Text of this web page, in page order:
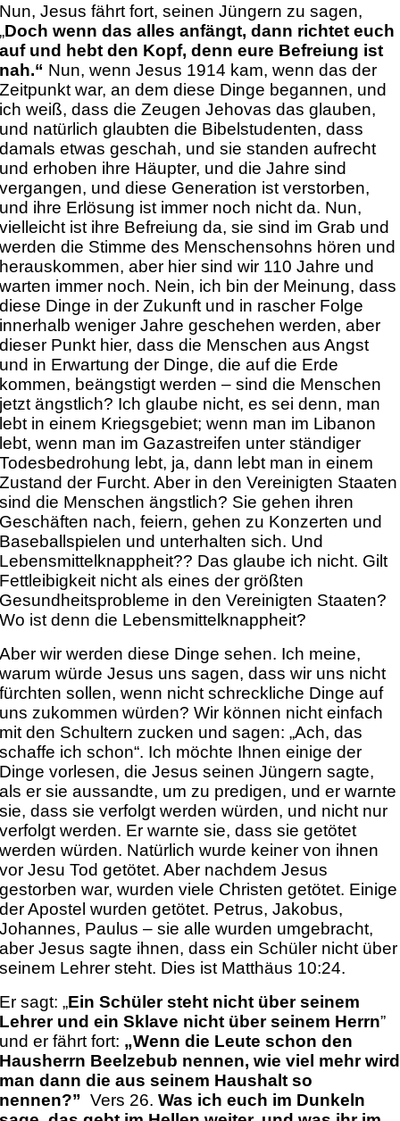
Nun, Jesus fährt fort, seinen Jüngern zu sagen,
„Doch wenn das alles anfängt, dann richtet euch
auf und hebt den Kopf, denn eure Befreiung ist
nah.“ Nun, wenn Jesus 1914 kam, wenn das der
Zeitpunkt war, an dem diese Dinge begannen, und
ich weiß, dass die Zeugen Jehovas das glauben,
und natürlich glaubten die Bibelstudenten, dass
damals etwas geschah, und sie standen aufrecht
und erhoben ihre Häupter, und die Jahre sind
vergangen, und diese Generation ist verstorben,
und ihre Erlösung ist immer noch nicht da. Nun,
vielleicht ist ihre Befreiung da, sie sind im Grab und
werden die Stimme des Menschensohns hören und
herauskommen, aber hier sind wir 110 Jahre und
warten immer noch. Nein, ich bin der Meinung, dass
diese Dinge in der Zukunft und in rascher Folge
innerhalb weniger Jahre geschehen werden, aber
dieser Punkt hier, dass die Menschen aus Angst
und in Erwartung der Dinge, die auf die Erde
kommen, beängstigt werden – sind die Menschen
jetzt ängstlich? Ich glaube nicht, es sei denn, man
lebt in einem Kriegsgebiet; wenn man im Libanon
lebt, wenn man im Gazastreifen unter ständiger
Todesbedrohung lebt, ja, dann lebt man in einem
Zustand der Furcht. Aber in den Vereinigten Staaten
sind die Menschen ängstlich? Sie gehen ihren
Geschäften nach, feiern, gehen zu Konzerten und
Baseballspielen und unterhalten sich. Und
Lebensmittelknappheit?? Das glaube ich nicht. Gilt
Fettleibigkeit nicht als eines der größten
Gesundheitsprobleme in den Vereinigten Staaten?
Wo ist denn die Lebensmittelknappheit?
Aber wir werden diese Dinge sehen. Ich meine,
warum würde Jesus uns sagen, dass wir uns nicht
fürchten sollen, wenn nicht schreckliche Dinge auf
uns zukommen würden? Wir können nicht einfach
mit den Schultern zucken und sagen: „Ach, das
schaffe ich schon“. Ich möchte Ihnen einige der
Dinge vorlesen, die Jesus seinen Jüngern sagte,
als er sie aussandte, um zu predigen, und er warnte
sie, dass sie verfolgt werden würden, und nicht nur
verfolgt werden. Er warnte sie, dass sie getötet
werden würden. Natürlich wurde keiner von ihnen
vor Jesu Tod getötet. Aber nachdem Jesus
gestorben war, wurden viele Christen getötet. Einige
der Apostel wurden getötet. Petrus, Jakobus,
Johannes, Paulus – sie alle wurden umgebracht,
aber Jesus sagte ihnen, dass ein Schüler nicht über
seinem Lehrer steht. Dies ist Matthäus 10:24.
Er sagt: „Ein Schüler steht nicht über seinem
Lehrer und ein Sklave nicht über seinem Herrn”
und er fährt fort: „Wenn die Leute schon den
Hausherrn Beelzebub nennen, wie viel mehr wird
man dann die aus seinem Haushalt so
nennen?”Vers 26. Was ich euch im Dunkeln